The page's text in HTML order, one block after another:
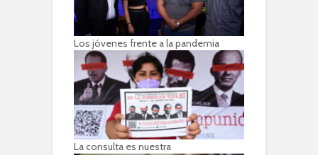
Los jóvenes frente a la pandemia
La consulta es nuestra